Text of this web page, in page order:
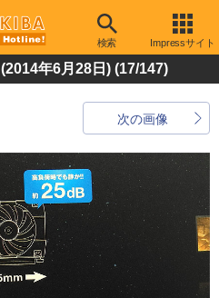
検索 Impressサイト
年6月28日) (17/147)
次の画像